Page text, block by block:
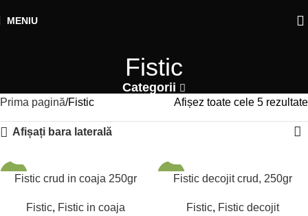
MENIU
Fistic
Categorii
Prima pagină Fistic Afișez toate cele 5 rezultate
Afișați bara laterală
-18%Fistic crud in coaja 250gr
Fistic, Fistic in coaja
-15%
SOLD OUT
Fistic decojit crud, 250gr
Fistic, Fistic decojit